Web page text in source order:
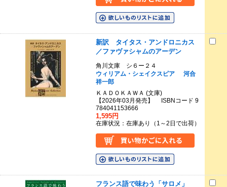
新訳 タイタス・アンドロニカス
／ファヴァシャムのアーデン
角川文庫 シ６ー２４
ウィリアム・シェイクスピア
河合
祥一郎
ＫＡＤＯＫＡＷＡ (文庫)
【2026年03月発売】 ISBNコード 9
784041153666
1,595円
在庫状況：在庫あり（1～2日で出荷）
フランス語で味わう「サロメ」